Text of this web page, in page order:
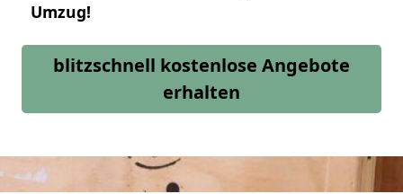
Umzug!
blitzschnell kostenlose Angebote
erhalten